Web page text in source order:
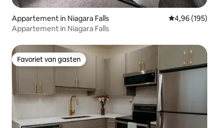
Appartement in Niagara Falls Gemiddelde
4,96 (195)
Appartement in Niagara Falls
Favoriet van gasten
Favoriet van gasten